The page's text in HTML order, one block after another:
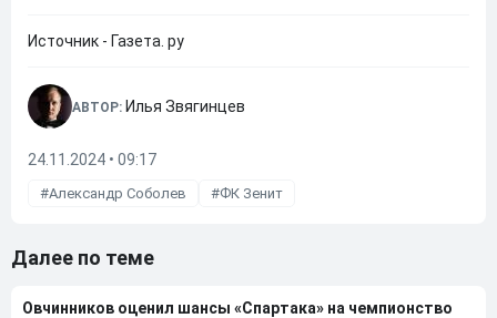
Источник - Газета. ру
АВТОР: Илья Звягинцев
24.11.2024 • 09:17
Александр Соболев ФК Зенит
Далее по теме
Овчинников оценил шансы «Спартака» на чемпионство